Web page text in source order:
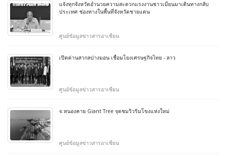
แจ้งทุกจังหวัดอำนวยความสะดวกแรงงานชาวเมียนมาเดินทางกลับ
ประเทศ ช่องทางในพื้นที่จังหวัดชายแดน
ศูนย์ข้อมูลข่าวสารอาเซียน
เปิดด่านสากลปางมอน เชื่อมโยงเศรษฐกิจไทย - ลาว
ศูนย์ข้อมูลข่าวสารอาเซียน
จ.หนองคาย Giant Tree จุดชมวิวริมโขงแห่งใหม่
ศูนย์ข้อมูลข่าวสารอาเซียน